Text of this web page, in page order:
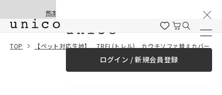
熊本地震の影響による配送遅延と停止について
ログイン / 新規会員登録
TOP 【ペット対応生地】 TREL(トレル) カウチソファ替えカバー
一緒に購入する